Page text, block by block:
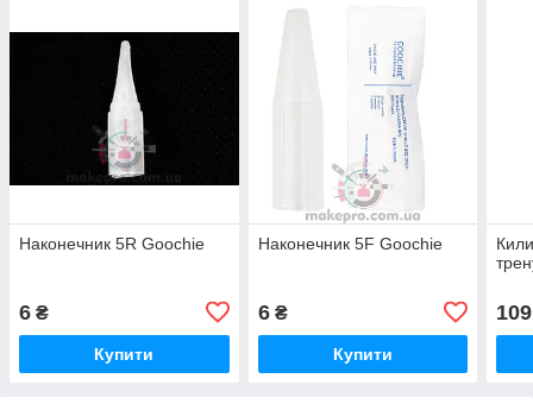
Наконечник 5R Goochie
6 ₴
Купити
Наконечник 5F Goochie
6₴
Купити
109